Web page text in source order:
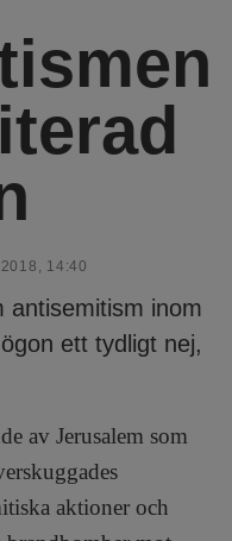
y
14:40
antisemitism inom
ett tydligt nej,
av Jerusalem som
aktioner och